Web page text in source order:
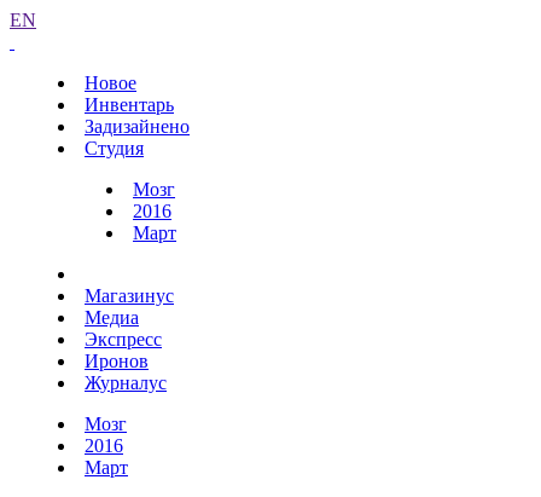
EN
Новое
Инвентарь
Задизайнено
Студия
Мозг
2016
Март
Магазинус
Медиа
Экспресс
Иронов
Журналус
Мозг
2016
Март